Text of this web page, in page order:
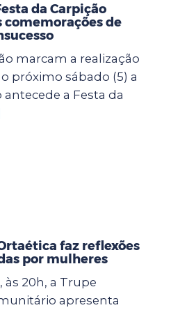
da Carpição
de
marcam a realização
próximo sábado (5) a
antecede a Festa da
faz reflexões
por mulheres
às 20h, a Trupe
apresenta